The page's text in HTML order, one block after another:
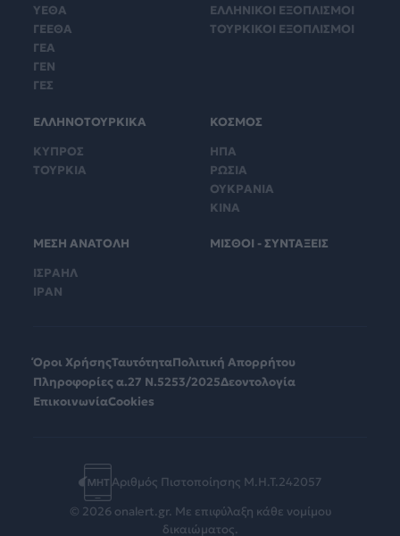
ΥΕΘΑ
ΓΕΕΘΑ
ΓΕΑ
ΓΕΝ
ΓΕΣ
ΕΛΛΗΝΙΚΟΙ ΕΞΟΠΛΙΣΜΟΙ
ΤΟΥΡΚΙΚΟΙ ΕΞΟΠΛΙΣΜΟΙ
ΕΛΛΗΝΟΤΟΥΡΚΙΚΑ
ΚΥΠΡΟΣ
ΤΟΥΡΚΙΑ
ΚΟΣΜΟΣ
ΗΠΑ
ΡΩΣΙΑ
ΟΥΚΡΑΝΙΑ
ΚΙΝΑ
ΜΕΣΗ ΑΝΑΤΟΛΗ
ΙΣΡΑΗΛ
ΙΡΑΝ
ΜΙΣΘΟΙ - ΣΥΝΤΑΞΕΙΣ
Όροι ΧρήσηςΤαυτότηταΠολιτική Απορρήτου
Πληροφορίες α.27 Ν.5253/2025Δεοντολογία
ΕπικοινωνίαCookies
Αριθμός Πιστοποίησης Μ.Η.Τ.242057
© 2026 onalert.gr. Με επιφύλαξη κάθε νομίμου
δικαιώματος.